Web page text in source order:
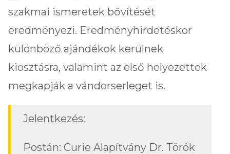
szakmai ismeretek bővítését
eredményezi. Eredményhirdetéskor
különböző ajándékok kerülnek
kiosztásra, valamint az első helyezettek
megkapják a vándorserleget is.
Jelentkezés:
Postán: Curie Alapítvány Dr. Török